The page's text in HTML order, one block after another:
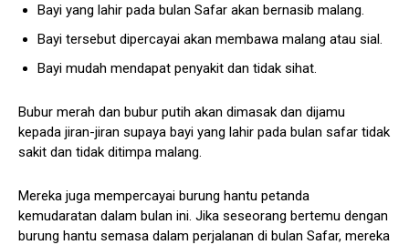
Bayi yang lahir pada bulan Safar akan bernasib malang.
Bayi tersebut dipercayai akan membawa malang atau sial.
Bayi mudah mendapat penyakit dan tidak sihat.
Bubur merah dan bubur putih akan dimasak dan dijamu
kepada jiran-jiran supaya bayi yang lahir pada bulan safar tidak
sakit dan tidak ditimpa malang.
Mereka juga mempercayai burung hantu petanda
kemudaratan dalam bulan ini. Jika seseorang bertemu dengan
burung hantu semasa dalam perjalanan di bulan Safar, mereka